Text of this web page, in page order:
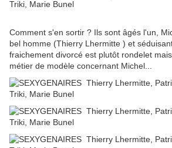
Comment s'en sortir ? Ils sont âgés l'un,
bel homme (Thierry Lhermitte ) et
fraichement divorcé est plutôt rondelet
métier de modèle concernant Michel...